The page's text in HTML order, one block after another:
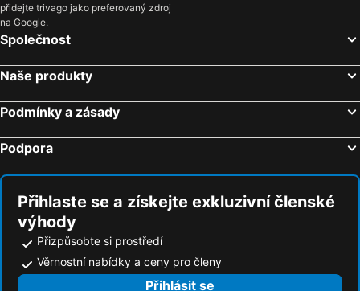
Hotely Offagna
Hotely Fabriano
Hotely Fossombrone
Hotely Sant'Angelo in Vado
Hotely Mondavio
Hotely Monsampolo del Tronto
Hotely Genga
Hotely Montefano
přidejte trivago jako preferovaný zdroj
na Google.
Společnost
Naše produkty
Podmínky a zásady
Podpora
Přihlaste se a získejte exkluzivní členské
výhody
Přizpůsobte si prostředí
Věrnostní nabídky a ceny pro členy
Přihlásit se